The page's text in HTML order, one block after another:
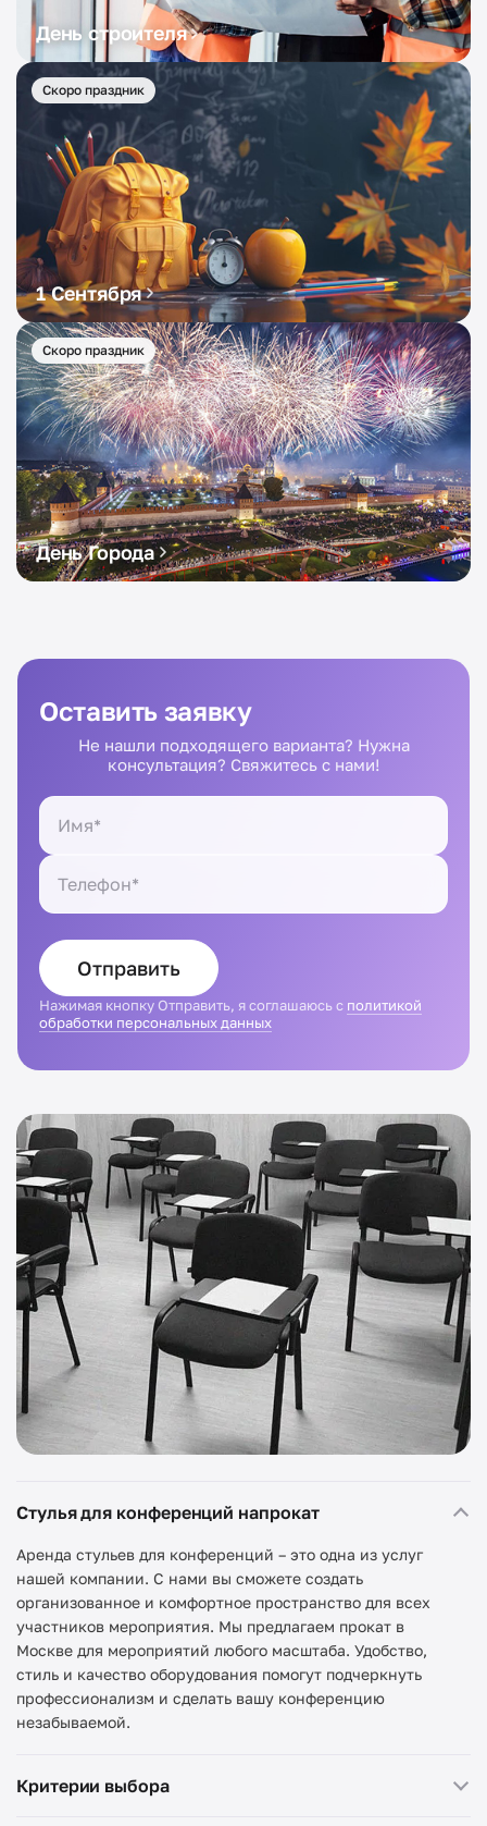
День строителя
Скоро праздник
1 Сентября
Скоро праздник
День Города
Оставить заявку
Не нашли подходящего варианта? Нужна
консультация? Свяжитесь с нами!
Отправить
Нажимая кнопку Отправить, я соглашаюсь с политикой
обработки персональных данных
Стулья для конференций напрокат
Аренда стульев для конференций – это одна из услуг
нашей компании. С нами вы сможете создать
организованное и комфортное пространство для всех
участников мероприятия. Мы предлагаем прокат в
Москве для мероприятий любого масштаба. Удобство,
стиль и качество оборудования помогут подчеркнуть
профессионализм и сделать вашу конференцию
незабываемой.
Критерии выбора